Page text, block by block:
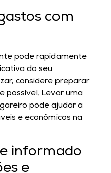
com
pode rapidamente
do seu
considere preparar
possível. Levar uma
pode ajudar a
e econômicos na
informado
e